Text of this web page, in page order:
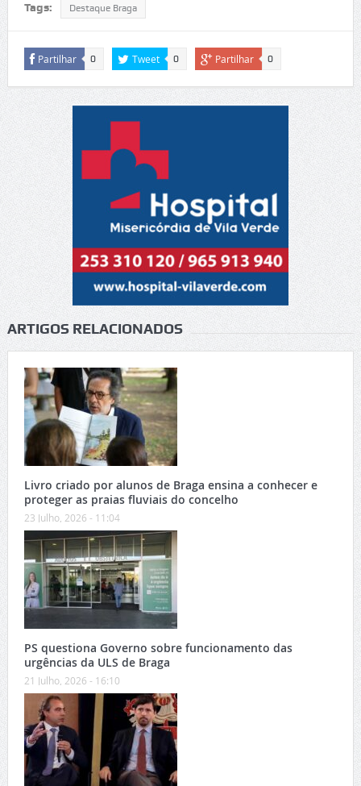
Tags: Destaque Braga
Partilhar 0 Tweet 0 Partilhar 0
ARTIGOS RELACIONADOS
Livro criado por alunos de Braga ensina a conhecer e
proteger as praias fluviais do concelho
23 Julho, 2026 - 11:04
PS questiona Governo sobre funcionamento das
urgências da ULS de Braga
21 Julho, 2026 - 16:10